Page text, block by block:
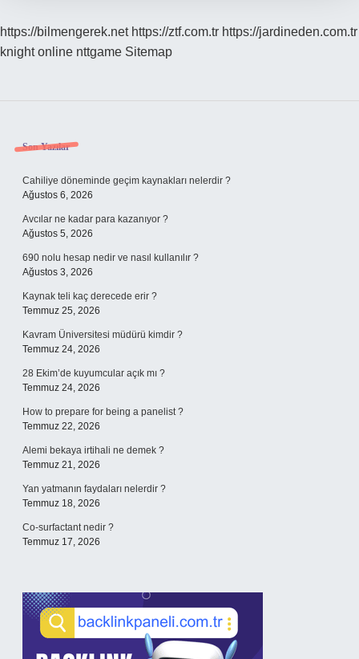
https://bilmengerek.net https://ztf.com.tr https://jardineden.com.tr
knight online nttgame Sitemap
Sidebar
Son Yazılar
Cahiliye döneminde geçim kaynakları nelerdir ?
Ağustos 6, 2026
Avcılar ne kadar para kazanıyor ?
Ağustos 5, 2026
690 nolu hesap nedir ve nasıl kullanılır ?
Ağustos 3, 2026
Kaynak teli kaç derecede erir ?
Temmuz 25, 2026
Kavram Üniversitesi müdürü kimdir ?
Temmuz 24, 2026
28 Ekim’de kuyumcular açık mı ?
Temmuz 24, 2026
How to prepare for being a panelist ?
Temmuz 22, 2026
Alemi bekaya irtihali ne demek ?
Temmuz 21, 2026
Yan yatmanın faydaları nelerdir ?
Temmuz 18, 2026
Co-surfactant nedir ?
Temmuz 17, 2026